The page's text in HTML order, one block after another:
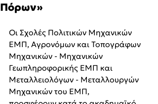
Πόρων»
Οι Σχολές Πολιτικών Μηχανικών
ΕΜΠ, Αγρονόμων και Τοπογράφων
Μηχανικών - Μηχανικών
Γεωπληροφορικής ΕΜΠ και
Μεταλλειολόγων - Μεταλλουργών
Μηχανικών του ΕΜΠ,